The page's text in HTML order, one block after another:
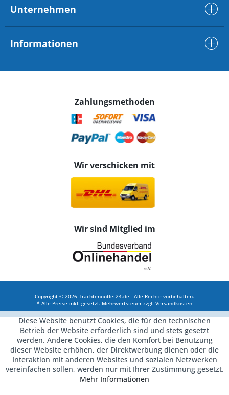
Unternehmen
Informationen
Zahlungsmethoden
Wir verschicken mit
Wir sind Mitglied im
Copyright © 2026 Trachtenoutlet24.de - Alle Rechte vorbehalten.
* Alle Preise inkl. gesetzl. Mehrwertsteuer zzgl. Versandkosten
Diese Website benutzt Cookies, die für den technischen
Betrieb der Website erforderlich sind und stets gesetzt
werden. Andere Cookies, die den Komfort bei Benutzung
dieser Website erhöhen, der Direktwerbung dienen oder die
Interaktion mit anderen Websites und sozialen Netzwerken
vereinfachen sollen, werden nur mit Ihrer Zustimmung gesetzt.
Mehr Informationen